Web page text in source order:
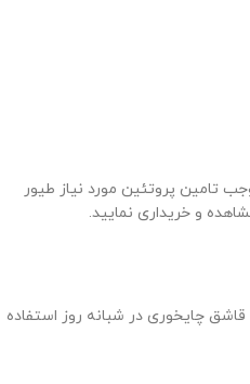
تامین پروتئین مورد نیاز طیور
و خریداری نمایید.
چایخوری در شبانه روز استفاده